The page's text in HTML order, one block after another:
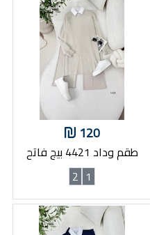
120
طقم وداد 4421 بيج فاتح
1
2